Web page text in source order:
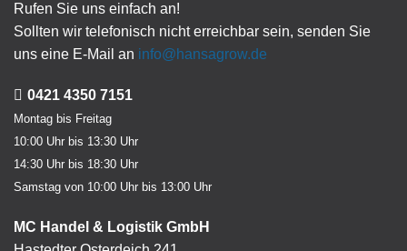
Rufen Sie uns einfach an!
Sollten wir telefonisch nicht erreichbar sein, senden Sie
uns eine E-Mail an info@hansagrow.de
0421 4350 7151
Montag bis Freitag
10:00 Uhr bis 13:30 Uhr
14:30 Uhr bis 18:30 Uhr
Samstag von 10:00 Uhr bis 13:00 Uhr
MC Handel & Logistik GmbH